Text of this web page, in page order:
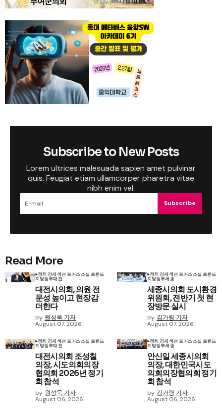
Subscribe to New Posts
Lorem ultrices malesuada sapien amet pulvinar
quis. Feugiat etiam ullamcorper pharetra vitae
nibh enim vel.
Subscribe
Read More
정치 경제섹션 포커스소셜 트렌드
지방정부대전
대전시의회, 의원 전
문성 높이고 현장감
더한다
by 원성욱 기자
August 07, 2026
정치 경제섹션 포커스소셜 트렌드
지방정부세종
세종시의회 도시환경
위원회, 전반기 첫 현
장방문 실시
by 김가령 기자
August 07, 2026
정치 경제섹션 포커스소셜 트렌드
지방정부대전
대전시의회 조성칠
의장, 시도의회의장
협의회 2026년 정기
회 참석
by 원성욱 기자
August 06, 2026
정치 경제섹션 포커스소셜 트렌드
지방정부세종
안신일 세종시의회
의장, 대한민국시도
의회의장협의회 정기
회 참석
by 김가령 기자
August 06, 2026